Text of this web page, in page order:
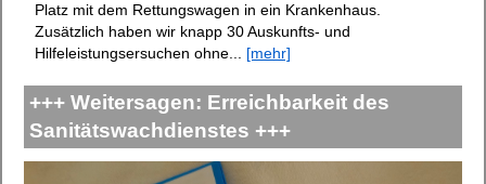
Platz mit dem Rettungswagen in ein Krankenhaus.
Zusätzlich haben wir knapp 30 Auskunfts- und
Hilfeleistungsersuchen ohne... [mehr]
+++ Weitersagen: Erreichbarkeit des
Sanitätswachdienstes +++